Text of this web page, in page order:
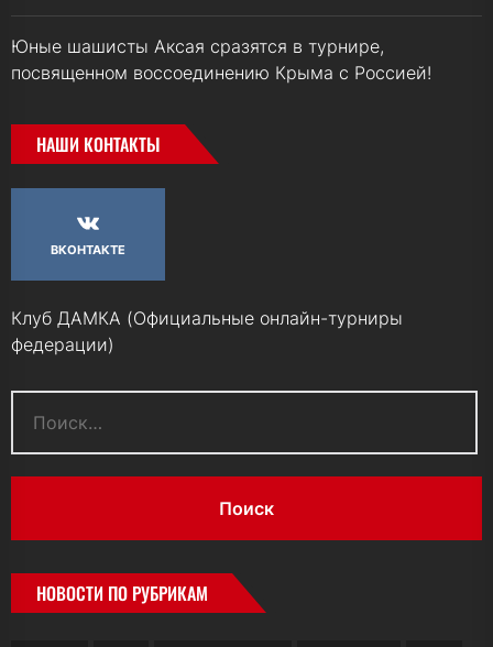
Юные шашисты Аксая сразятся в турнире,
посвященном воссоединению Крыма с Россией!
НАШИ КОНТАКТЫ
ВКОНТАКТЕ
Клуб ДАМКА (Официальные онлайн-турниры
федерации)
НОВОСТИ ПО РУБРИКАМ